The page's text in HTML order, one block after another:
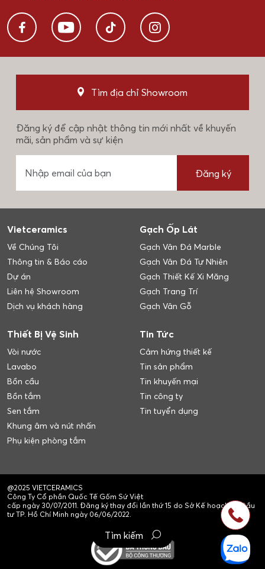
Tìm địa chỉ Showroom
Đăng ký để cập nhật thông tin mới nhất về khuyến
mãi, sản phẩm và sự kiện
Đăng ký
Vietceramics
Về Chúng Tôi
Thông tin & Báo cáo
Dự án
Liên hệ Showroom
Dịch vụ khách hàng
Gạch Ốp Lát
Gạch Vân Đá Marble
Gạch Vân Đá Tự Nhiên
Gạch Thiết Kế Xi Măng
Gạch Trang Trí
Gạch Vân Gỗ
Thiết Bị Vệ Sinh
Vòi nước
Lavabo
Bồn cầu
Bồn tắm
Sen tắm
Khung âm và nút nhấn
Phụ kiện phòng tắm
Tin Tức
Cảm hứng thiết kế
Tin sản phẩm
Tin khuyến mại
Tin công ty
Tin tuyển dụng
@2025 VIETCERAMICS
Công Ty Cổ phần Quốc Tế Gốm Sứ Việt
cấp ngày 30/07/2011. Đăng ký thay đổi lần thứ 15 do Sở Kế hoạch và Đầu
tư TP. Hồ Chí Minh ngày 06/06/2022.
Tìm kiếm